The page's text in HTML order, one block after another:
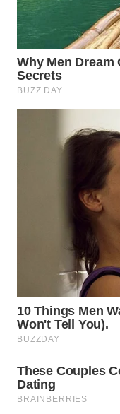
BORNEO
Wahana
Media
Group
WAHANA
WAHANA
INFRASTRUKTUR
WAHANA
KONSUMEN
WAHANA
LISTRIK